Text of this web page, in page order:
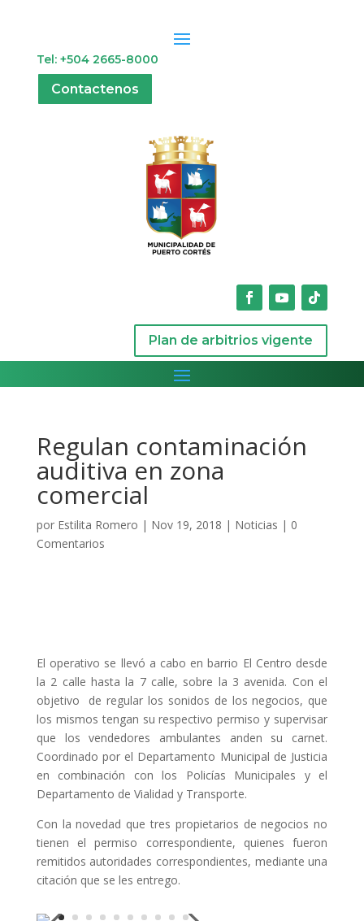
Tel: +504 2665-8000
Contactenos
Plan de arbitrios vigente
Regulan contaminación
auditiva en zona
comercial
por Estilita Romero | Nov 19, 2018 | Noticias | 0
Comentarios
El operativo se llevó a cabo en barrio El Centro desde
la 2 calle hasta la 7 calle, sobre la 3 avenida. Con el
objetivo de regular los sonidos de los negocios, que
los mismos tengan su respectivo permiso y supervisar
que los vendedores ambulantes anden su carnet.
Coordinado por el Departamento Municipal de Justicia
en combinación con los Policías Municipales y el
Departamento de Vialidad y Transporte.
Con la novedad que tres propietarios de negocios no
tienen el permiso correspondiente, quienes fueron
remitidos autoridades correspondientes, mediante una
citación que se les entrego.